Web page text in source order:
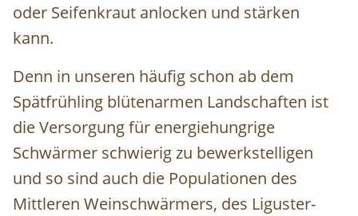
oder Seifenkraut anlocken und stärken
kann.
Denn in unseren häufig schon ab dem
Spätfrühling blütenarmen Landschaften ist
die Versorgung für energiehungrige
Schwärmer schwierig zu bewerkstelligen
und so sind auch die Populationen des
Mittleren Weinschwärmers, des Liguster-